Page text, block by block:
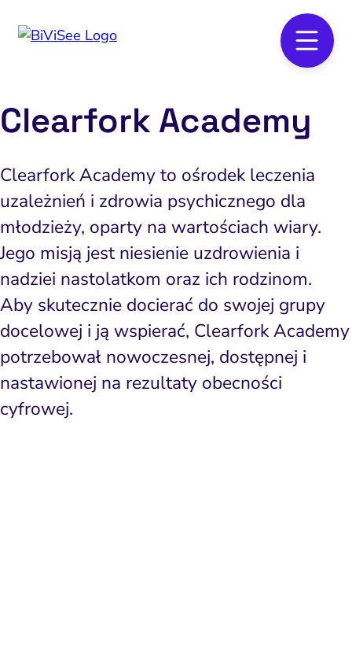
Clearfork Academy
Clearfork Academy to ośrodek leczenia
uzależnień i zdrowia psychicznego dla
młodzieży, oparty na wartościach wiary.
Jego misją jest niesienie uzdrowienia i
nadziei nastolatkom oraz ich rodzinom.
Aby skutecznie docierać do swojej grupy
docelowej i ją wspierać, Clearfork Academy
potrzebował nowoczesnej, dostępnej i
nastawionej na rezultaty obecności
cyfrowej.